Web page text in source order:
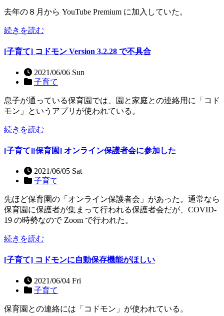
去年の８月から YouTube Premium に加入していた。
続きを読む
[子育て] コドモン Version 3.2.28 で不具合
2021/06/06 Sun
子育て
息子が通っている保育園では、園と家庭との連絡用に「コド
モン」というアプリが使われている。
続きを読む
[子育て][保育園] オンライン保護者会に参加した
2021/06/05 Sat
子育て
先ほど保育園の「オンライン保護者会」があった。通常なら
保育園に保護者が集まって行われる保護者会だが、COVID-
19 の時勢なので Zoom で行われた。
続きを読む
[子育て] コドモンに自動保存機能がほしい
2021/06/04 Fri
子育て
保育園との連絡には「コドモン」が使われている。